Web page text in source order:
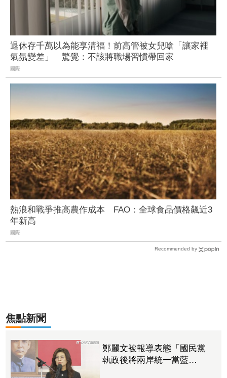
退休存千萬以為能享清福！前高管被女兒嗆「讓家裡
氣氛變差」 驚覺：不該將職場習慣帶回家
國際
熱浪和戰爭推高農作成本 FAO：全球食品價格飆近3
年新高
國際
Recommended by
焦點新聞
鄭麗文被報導表態「國民黨
執政後將兩岸統一當藍